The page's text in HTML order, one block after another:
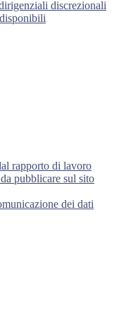
discrezionali
rapporto di lavoro
pubblicare sul sito
dei dati